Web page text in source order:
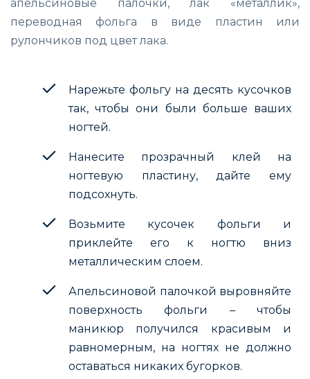
апельсиновые палочки, лак «металлик»,
переводная фольга в виде пластин или
рулончиков под цвет лака.
Нарежьте фольгу на десять кусочков
так, чтобы они были больше ваших
ногтей.
Нанесите прозрачный клей на
ногтевую пластину, дайте ему
подсохнуть.
Возьмите кусочек фольги и
приклейте его к ногтю вниз
металлическим слоем.
Апельсиновой палочкой выровняйте
поверхность фольги – чтобы
маникюр получился красивым и
равномерным, на ногтях не должно
оставаться никаких бугорков.